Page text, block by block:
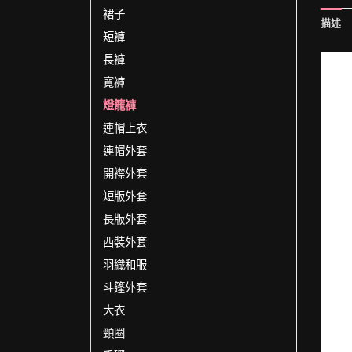
裙子
短褲
長褲
寬褲
燈籠褲
連帽上衣
連帽外套
開襟外套
短版外套
長版外套
西裝外套
羽織和服
斗篷外套
大衣
頸圈
描述